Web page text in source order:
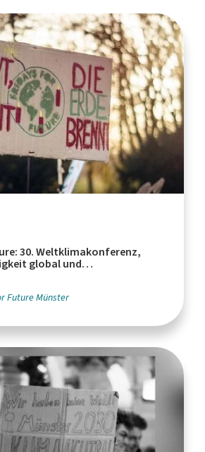
30. Weltklimakonferenz,
global und
Future Münster